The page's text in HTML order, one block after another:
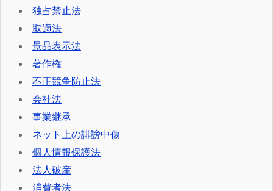
独占禁止法
取適法
景品表示法
著作権
不正競争防止法
会社法
事業継承
ネット上の誹謗中傷
個人情報保護法
法人破産
消費者法